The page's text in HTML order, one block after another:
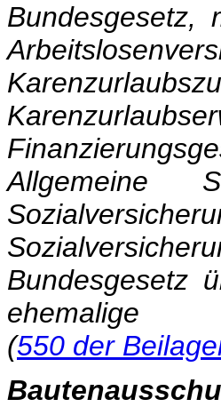
Bundesgesetz,
Allgemeine
Bundesgesetz
ehemalige
(550 der